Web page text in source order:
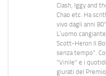
Clash, Iggy and
Chao etc. Ha
vivo dagli anni
L’uomo
Scott-Heron Il
senza tempo".
"Vinile" e i
giurati del